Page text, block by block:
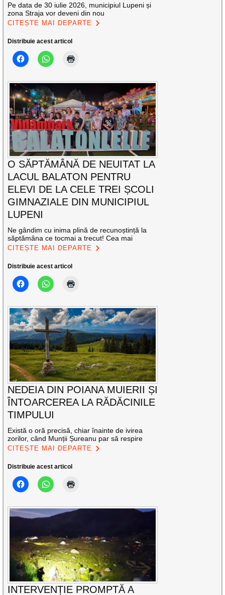
Pe data de 30 iulie 2026, municipiul Lupeni și
zona Straja vor deveni din nou
CITEȘTE MAI DEPARTE
Distribuie acest articol
O SĂPTĂMÂNĂ DE NEUITAT LA
LACUL BALATON PENTRU
ELEVI DE LA CELE TREI ȘCOLI
GIMNAZIALE DIN MUNICIPIUL
LUPENI
Ne gândim cu inima plină de recunoștință la
săptămâna ce tocmai a trecut! Cea mai
CITEȘTE MAI DEPARTE
Distribuie acest articol
NEDEIA DIN POIANA MUIERII ȘI
ÎNTOARCEREA LA RĂDĂCINILE
TIMPULUI
Există o oră precisă, chiar înainte de ivirea
zorilor, când Munții Șureanu par să respire
CITEȘTE MAI DEPARTE
Distribuie acest articol
INTERVENȚIE PROMPTĂ A